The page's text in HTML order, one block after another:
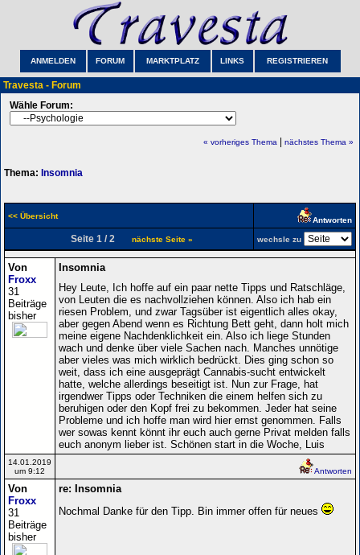
ANMELDEN FORUM MARKTPLATZ LINKS REGISTRIEREN
Travesta - Forum
Wähle Forum:
« vorheriges Thema nächstes Thema »
Thema: Insomnia
<< Übersicht Antworten
Seite 1 / 2 nächste Seite » wechsle zu
Von
Froxx
31
Beiträge
bisher
Insomnia
Hey Leute, Ich hoffe auf ein paar nette Tipps und Ratschläge,
von Leuten die es nachvollziehen können. Also ich hab ein
riesen Problem, und zwar Tagsüber ist eigentlich alles okay,
aber gegen Abend wenn es Richtung Bett geht, dann holt mich
meine eigene Nachdenklichkeit ein. Also ich liege Stunden
wach und denke über viele Sachen nach. Manches unnötige
aber vieles was mich wirklich bedrückt. Dies ging schon so
weit, dass ich eine ausgeprägt Cannabis-sucht entwickelt
hatte, welche allerdings beseitigt ist. Nun zur Frage, hat
irgendwer Tipps oder Techniken die einem helfen sich zu
beruhigen oder den Kopf frei zu bekommen. Jeder hat seine
Probleme und ich hoffe man wird hier ernst genommen. Falls
wer sowas kennt könnt ihr euch auch gerne Privat melden falls
euch anonym lieber ist. Schönen start in die Woche, Luis
14.01.2019
um 9:12
Antworten
Von
Froxx
31
Beiträge
bisher
re: Insomnia
Nochmal Danke für den Tipp. Bin immer offen für neues